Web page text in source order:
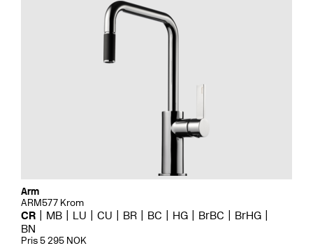
Arm
ARM577 Krom
CR MB LU CU BR BC HG BrBC
BrHG
BN
Pris 5 295 NOK